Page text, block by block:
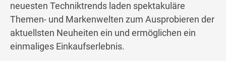
neuesten Techniktrends laden spektakuläre
Themen- und Markenwelten zum Ausprobieren der
aktuellsten Neuheiten ein und ermöglichen ein
einmaliges Einkaufserlebnis.